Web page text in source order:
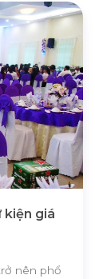
kiện giá
nên phổ